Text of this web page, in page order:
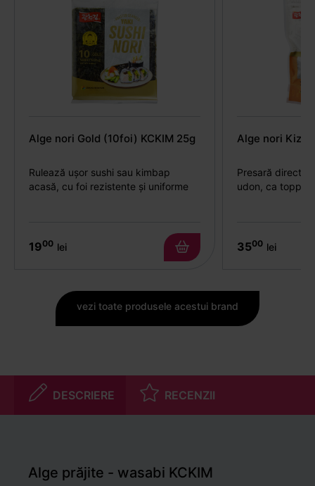
Alge nori Gold (10foi) KCKIM 25g
Rulează ușor sushi sau kimbap
acasă, cu foi rezistente și uniforme
1900 lei
Alge nori
Presară direct
udon, ca
3500 lei
vezi toate produsele acestui brand
DESCRIERE RECENZII
Alge prăjite - wasabi KCKIM